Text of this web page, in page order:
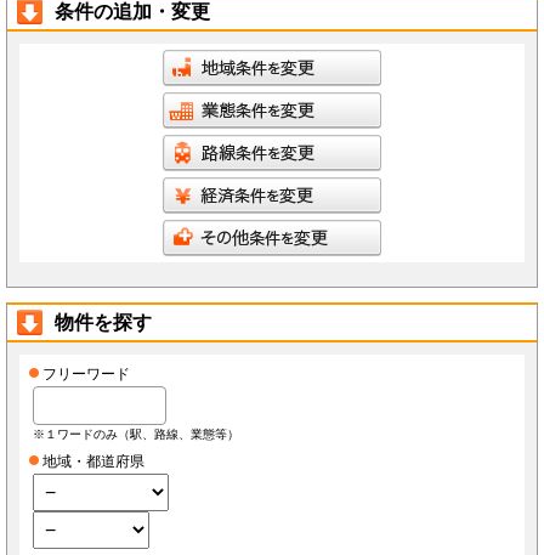
条件の追加・変更
物件を探す
フリーワード
※１ワードのみ（駅、路線、業態等）
地域・都道府県